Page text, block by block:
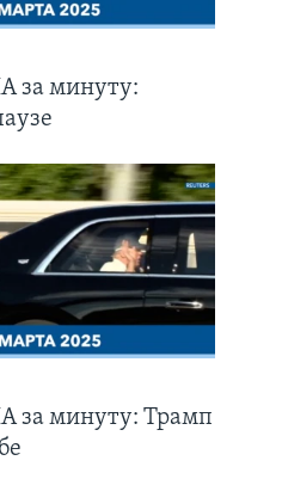
за минуту:
за минуту: Трамп